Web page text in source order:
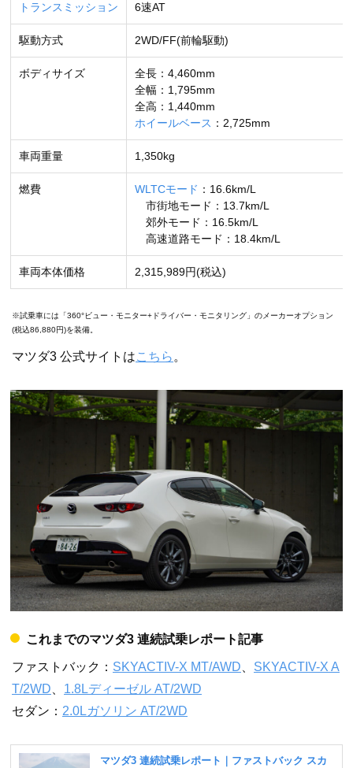
トランスミッション 6速AT
駆動方式 2WD/FF(前輪駆動)
ボディサイズ
全長：4,460mm
全幅：1,795mm
全高：1,440mm
ホイールベース ：2,725mm
車両重量 1,350kg
燃費 WLTCモード ：16.6km/L
市街地モード：13.7km/L
郊外モード：16.5km/L
高速道路モード：18.4km/L
車両本体価格 2,315,989円(税込)
※試乗車には「360°ビュー・モニター+ドライバー・モニタリング」のメーカーオプション
(税込86,880円)を装備。
マツダ3 公式サイトはこちら。
これまでのマツダ3 連続試乗レポート記事
ファストバック： SKYACTIV-X MT/AWD、 SKYACTIV-X A
T/2WD、 1.8Lディーゼル AT/2WD
セダン： 2.0Lガソリン AT/2WD